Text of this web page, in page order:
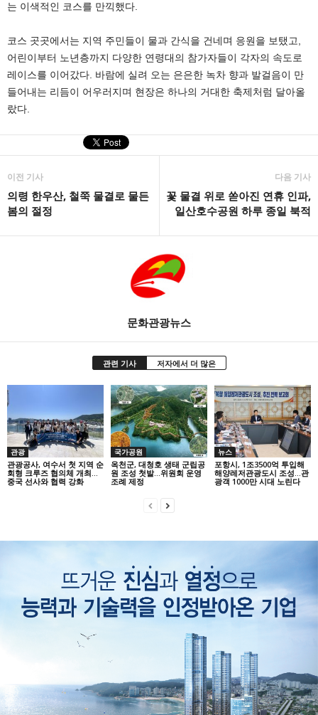
는 이색적인 코스를 만끽했다.
코스 곳곳에서는 지역 주민들이 물과 간식을 건네며 응원을 보탰고,
어린이부터 노년층까지 다양한 연령대의 참가자들이 각자의 속도로
레이스를 이어갔다. 바람에 실려 오는 은은한 녹차 향과 발걸음이 만
들어내는 리듬이 어우러지며 현장은 하나의 거대한 축제처럼 달아올
랐다.
이전 기사
의령 한우산, 철쭉 물결로 물든
봄의 절정
다음 기사
꽃 물결 위로 쏟아진 연휴 인파,
일산호수공원 하루 종일 북적
문화관광뉴스
관련 기사 저자에서 더 많은
관광
관광공사, 여수서 첫 지역 순
회형 크루즈 협의체 개최…
중국 선사와 협력 강화
국가공원
옥천군, 대청호 생태 군립공
원 조성 첫발…위원회 운영
조례 제정
뉴스
포항시, 1조3500억 투입해
해양레저관광도시 조성…관
광객 1000만 시대 노린다